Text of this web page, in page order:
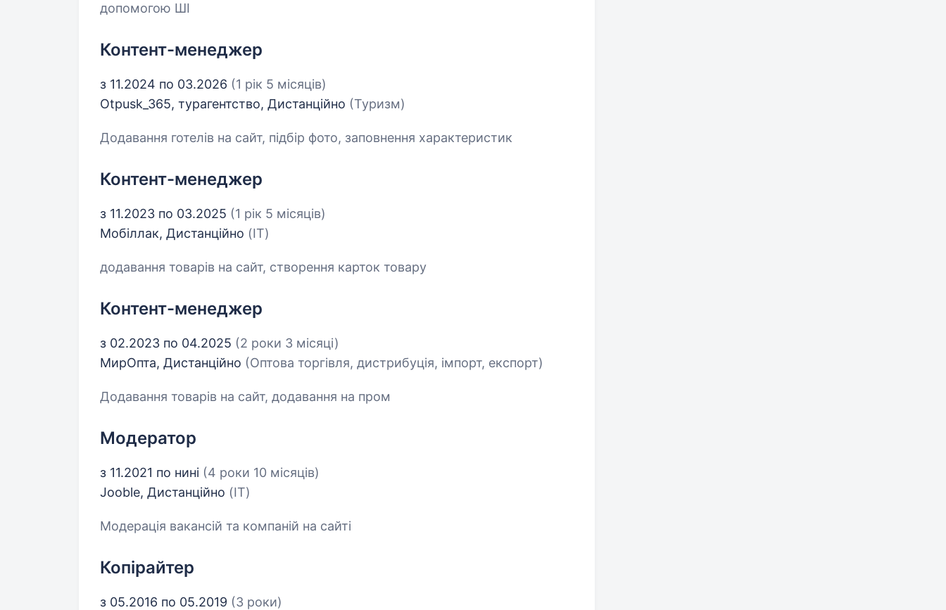
допомогою ШІ
Контент-менеджер
з 11.2024 по 03.2026 (1 рік 5 місяців)
Otpusk_365, турагентство, Дистанційно (Туризм)
Додавання готелів на сайт, підбір фото, заповнення характеристик
Контент-менеджер
з 11.2023 по 03.2025 (1 рік 5 місяців)
Мобіллак, Дистанційно (IT)
додавання товарів на сайт, створення карток товару
Контент-менеджер
з 02.2023 по 04.2025 (2 роки 3 місяці)
МирОпта, Дистанційно (Оптова торгівля, дистрибуція, імпорт, експорт)
Додавання товарів на сайт, додавання на пром
Модератор
з 11.2021 по нині (4 роки 10 місяців)
Jooble, Дистанційно (IT)
Модерація вакансій та компаній на сайті
Копірайтер
з 05.2016 по 05.2019 (3 роки)